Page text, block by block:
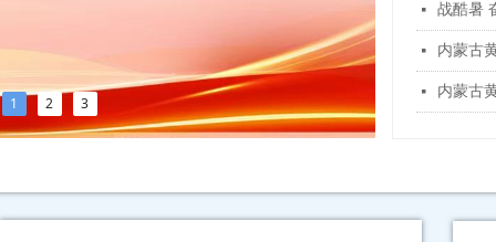
넷 战酷暑
넷 内蒙古
넷 内蒙古
1 2 3